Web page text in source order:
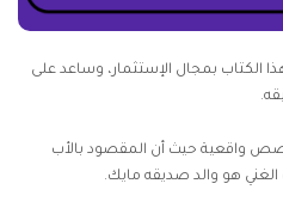
الكتاب بمجال الإستثمار، وساعد على
واقعية حيث أن المقصود بالأب
الغني هو والد صديقه مايك.